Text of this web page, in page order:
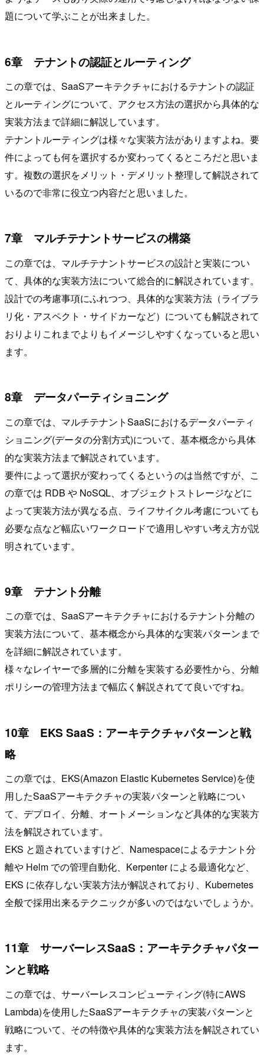
題について学ぶことが出来ました。
6章 テナントの認証とルーティング
この章では、SaaSアーキテクチャにおけるテナントの認証
とルーティングについて、アクセス方法の選択から具体的な
実装方法まで詳細に解説しています。
テナントルーティングは様々な実装方法がありますよね。要
件によっても何を選択するか変わってくるところだと思いま
す。複数の選択をメリット・デメリット整理して解説されて
いるので非常に役立つ内容だと思いました。
7章 マルチテナントサービスの構築
この章では、マルチテナントサービスの設計と実装につい
て、具体的な実装方法について総合的に解説されています。
設計での考慮事項にふれつつ、具体的な実装方法（ライブラ
リ化・アスペクト・サイドカーなど）についても解説されて
おりよりこれまでよりもイメージしやすくなっていると思い
ます。
8章 データパーティショニング
この章では、マルチテナントSaaSにおけるデータパーティ
ショニング(データの分割方式)について、基本概念から具体
的な実装方法まで解説されています。
要件によって選択が変わってくるというのは当然ですが、こ
の章では RDB や NoSQL、オブジェクトストレージなどに
よって実装方法が異なる点、ライフサイクル考慮についても
必要な点など幅広いワークロードで適用しやすい考え方が説
明されています。
9章 テナント分離
この章では、SaaSアーキテクチャにおけるテナント分離の
実装方法について、基本概念から具体的な実装パターンまで
を詳細に解説されています。
様々なレイヤーで多層的に分離を実装する必要性から、分離
ポリシーの管理方法まで幅広く解説されてて良いですね。
10章 EKS SaaS：アーキテクチャパターンと戦
略
この章では、EKS(Amazon Elastic Kubernetes Service)を使
用したSaaSアーキテクチャの実装パターンと戦略につい
て、デプロイ、分離、オートメーションなど具体的な実装方
法を解説されています。
EKS と題されていますけど、Namespaceによるテナント分
離や Helm での管理自動化、Kerpenter による最適化など、
EKS に依存しない実装方法が解説されており、Kubernetes
全般で採用出来るテクニックが多いのではないでしょうか。
11章 サーバーレスSaaS：アーキテクチャパター
ンと戦略
この章では、サーバーレスコンピューティング(特にAWS
Lambda)を使用したSaaSアーキテクチャの実装パターンと
戦略について、その特徴や具体的な実装方法を解説されてい
ます。